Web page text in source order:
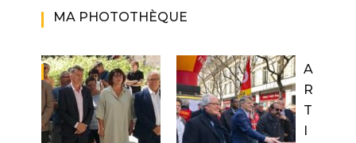
MA PHOTOTHÈQUE
A
R
T
I